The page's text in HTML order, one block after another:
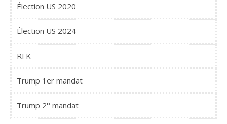
Élection US 2020
Élection US 2024
RFK
Trump 1er mandat
Trump 2° mandat